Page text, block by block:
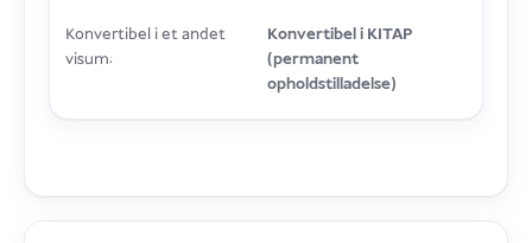
Konvertibel i et andet
visum:
Konvertibel i KITAP
(permanent
opholdstilladelse)